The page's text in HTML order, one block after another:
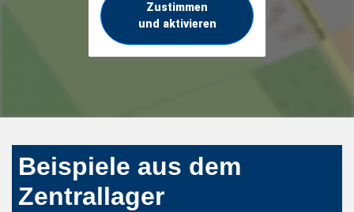
Zustimmen
und aktivieren
Beispiele aus dem
Zentrallager